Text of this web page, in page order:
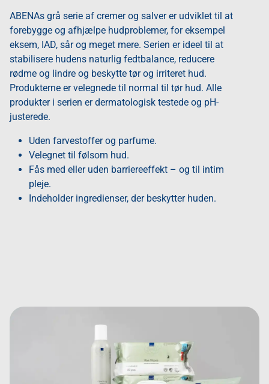
ABENAs grå serie af cremer og salver er udviklet til at
forebygge og afhjælpe hudproblemer, for eksempel
eksem, IAD, sår og meget mere. Serien er ideel til at
stabilisere hudens naturlig fedtbalance, reducere
rødme og lindre og beskytte tør og irriteret hud.
Produkterne er velegnede til normal til tør hud. Alle
produkter i serien er dermatologisk testede og pH-
justerede.
Uden farvestoffer og parfume.
Velegnet til følsom hud.
Fås med eller uden barriereeffekt – og til intim
pleje.
Indeholder ingredienser, der beskytter huden.